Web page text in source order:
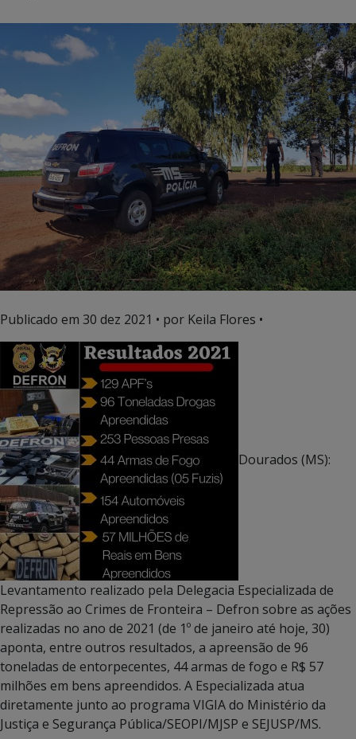
Publicado em 30 dez 2021 • por Keila Flores •
Dourados (MS):
Levantamento realizado pela Delegacia Especializada de
Repressão ao Crimes de Fronteira – Defron sobre as ações
realizadas no ano de 2021 (de 1º de janeiro até hoje, 30)
aponta, entre outros resultados, a apreensão de 96
toneladas de entorpecentes, 44 armas de fogo e R$ 57
milhões em bens apreendidos. A Especializada atua
diretamente junto ao programa VIGIA do Ministério da
Justiça e Segurança Pública/SEOPI/MJSP e SEJUSP/MS.